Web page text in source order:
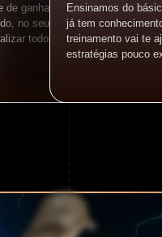
de ganhar em dólar de
no seu próprio horário,
todos os seus sonhos
Ensinamos do
já tem
treinamento vai te
estratégias pouco